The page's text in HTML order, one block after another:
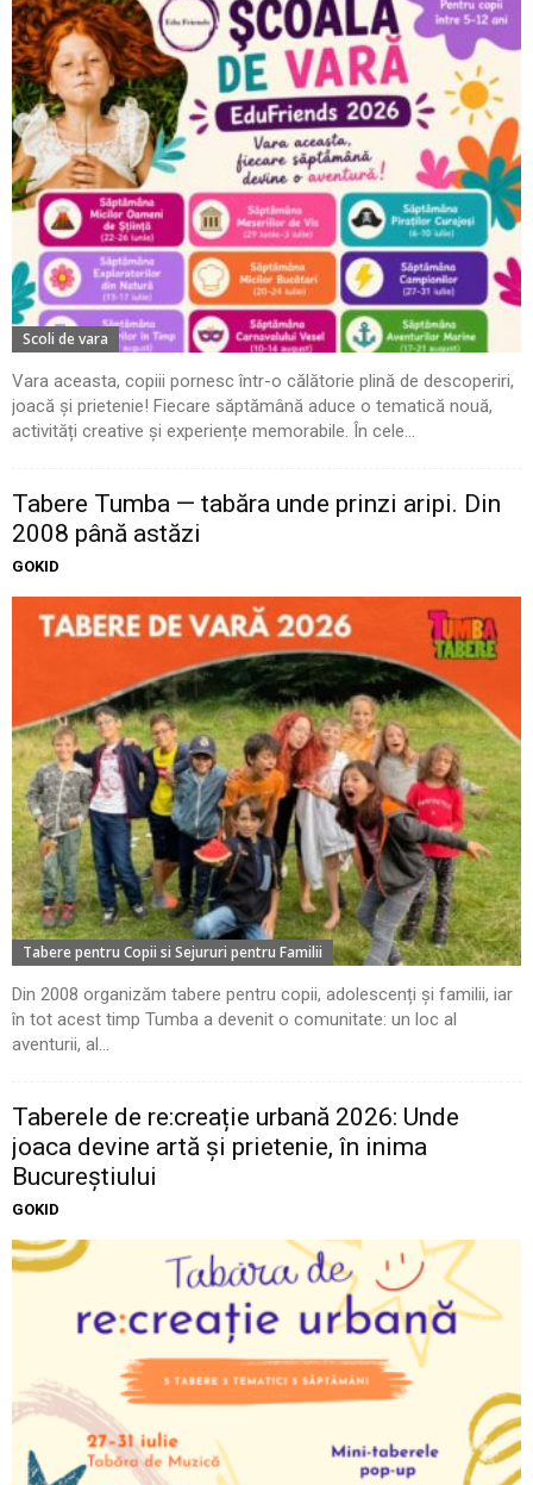
Scoli de vara
Vara aceasta, copiii pornesc într-o călătorie plină de descoperiri,
joacă și prietenie! Fiecare săptămână aduce o tematică nouă,
activități creative și experiențe memorabile. În cele...
Tabere Tumba — tabăra unde prinzi aripi. Din
2008 până astăzi
GOKID
Tabere pentru Copii si Sejururi pentru Familii
Din 2008 organizăm tabere pentru copii, adolescenți și familii, iar
în tot acest timp Tumba a devenit o comunitate: un loc al
aventurii, al...
Taberele de re:creație urbană 2026: Unde
joaca devine artă și prietenie, în inima
Bucureștiului
GOKID